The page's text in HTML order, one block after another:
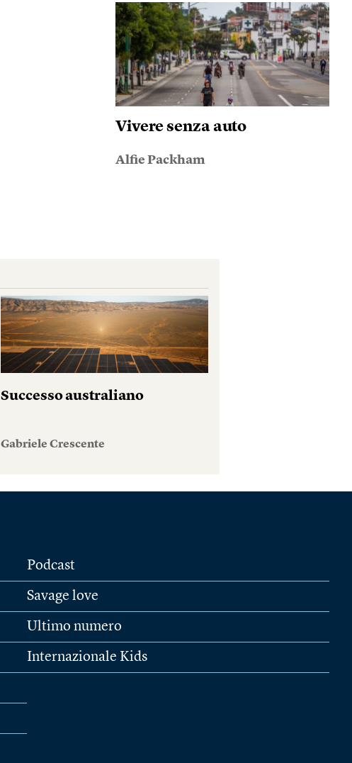
Vivere senza auto
Alfie Packham
Successo australiano
Gabriele Crescente
Podcast
Savage love
Ultimo numero
Internazionale Kids